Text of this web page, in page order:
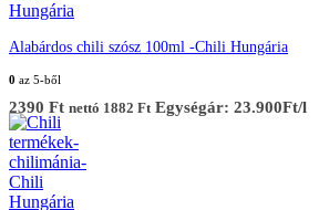
Alabárdos chili szósz 100ml -Chili Hungária
0 az 5-ből
2390 Ft nettó 1882 Ft Egységár: 23.900Ft/l